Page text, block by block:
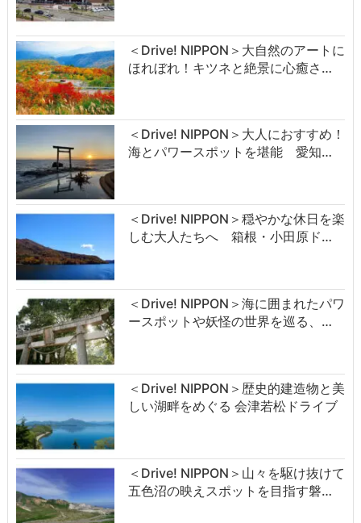
＜Drive! NIPPON＞大自然のアートに
ほれぼれ！キツネと絶景に心癒さ…
＜Drive! NIPPON＞大人におすすめ！
海とパワースポットを堪能 愛知…
＜Drive! NIPPON＞穏やかな休日を楽
しむ大人たちへ 箱根・小田原ド…
＜Drive! NIPPON＞海に囲まれたパワ
ースポットや妖怪の世界を巡る、…
＜Drive! NIPPON＞歴史的建造物と美
しい湖畔をめぐる 会津若松ドライブ
＜Drive! NIPPON＞山々を駆け抜けて
五色沼の映えスポットを目指す磐…